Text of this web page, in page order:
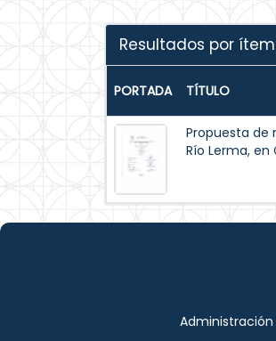
Resultados por
PORTADA TÍTULO
Propuesta de
Río Lerma,